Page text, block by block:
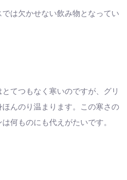
は欠かせない飲み物となってい
てつもなく寒いのですが、グリ
ほんのり温まります。この寒さの
何ものにも代えがたいです。